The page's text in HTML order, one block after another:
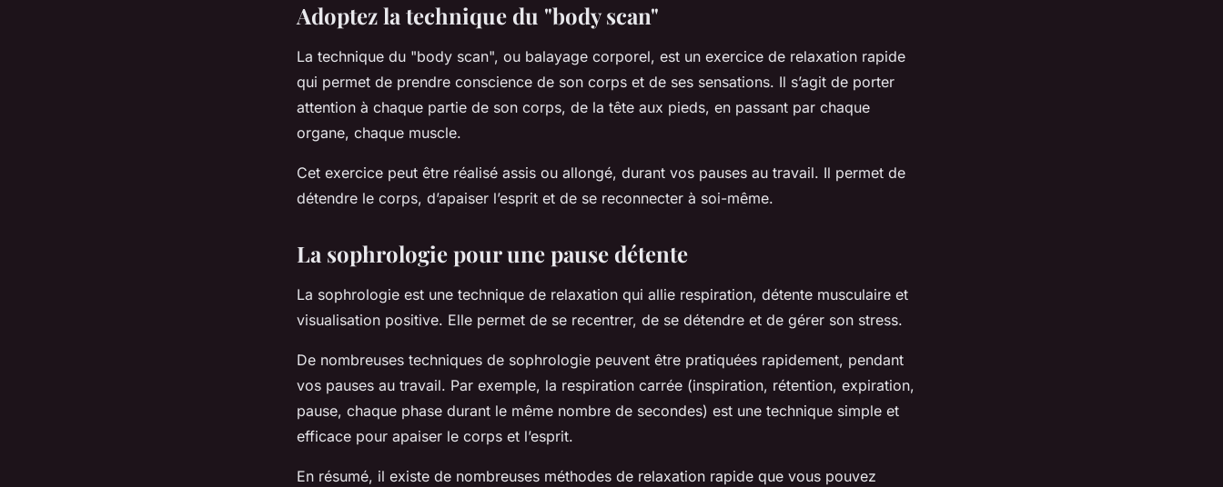
Adoptez la technique du "body scan"
La technique du "body scan", ou balayage corporel, est un exercice de relaxation rapide
qui permet de prendre conscience de son corps et de ses sensations. Il s’agit de porter
attention à chaque partie de son corps, de la tête aux pieds, en passant par chaque
organe, chaque muscle.
Cet exercice peut être réalisé assis ou allongé, durant vos pauses au travail. Il permet de
détendre le corps, d’apaiser l’esprit et de se reconnecter à soi-même.
La sophrologie pour une pause détente
La sophrologie est une technique de relaxation qui allie respiration, détente musculaire et
visualisation positive. Elle permet de se recentrer, de se détendre et de gérer son stress.
De nombreuses techniques de sophrologie peuvent être pratiquées rapidement, pendant
vos pauses au travail. Par exemple, la respiration carrée (inspiration, rétention, expiration,
pause, chaque phase durant le même nombre de secondes) est une technique simple et
efficace pour apaiser le corps et l’esprit.
En résumé, il existe de nombreuses méthodes de relaxation rapide que vous pouvez